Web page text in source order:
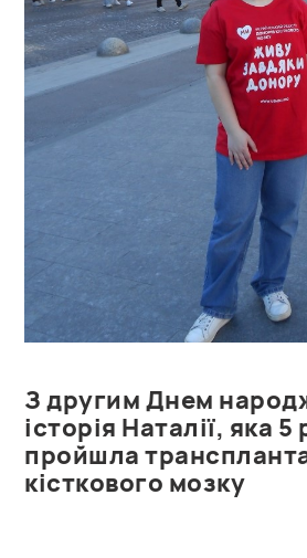
З другим Днем
історія Наталії, яка 5
пройшла
кісткового мозку